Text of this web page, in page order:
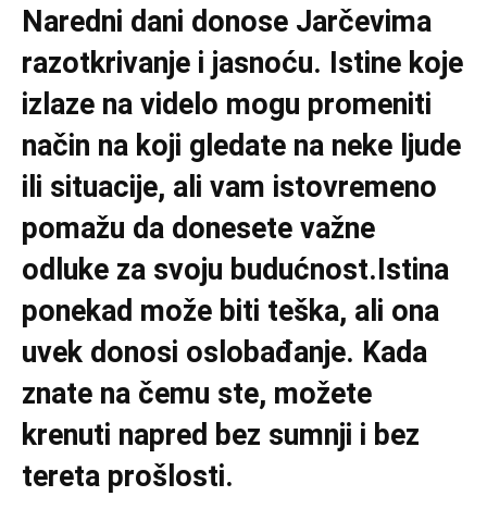
Naredni dani donose Jarčevima
razotkrivanje i jasnoću. Istine koje
izlaze na videlo mogu promeniti
način na koji gledate na neke ljude
ili situacije, ali vam istovremeno
pomažu da donesete važne
odluke za svoju budućnost.Istina
ponekad može biti teška, ali ona
uvek donosi oslobađanje. Kada
znate na čemu ste, možete
krenuti napred bez sumnji i bez
tereta prošlosti.